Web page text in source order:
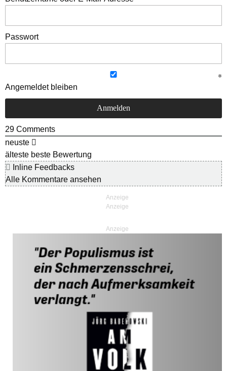
Passwort
Angemeldet bleiben
29 Comments
neuste
älteste beste Bewertung
Inline Feedbacks
Alle Kommentare ansehen
Anzeige